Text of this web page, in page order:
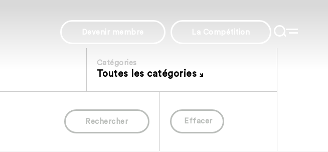
Devenir membre La Compétition
Catégories
Toutes les catégories
Rechercher Effacer